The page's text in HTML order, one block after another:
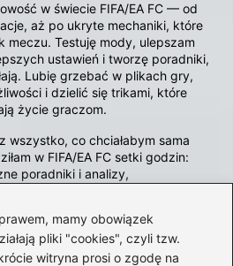
mamy obowiązek
pliki "cookies", czyli tzw.
witryna prosi o zgodę na
w świecie FIFA/EA FC — od
aż po ukryte mechaniki, które
meczu. Testuję mody, ulepszam
ustawień i tworzę poradniki,
Lubię grzebać w plikach gry,
i dzielić się trikami, które
życie graczom.
wszystko, co chciałabym sama
w FIFA/EA FC setki godzin:
poradniki i analizy,
i opinie,
i ich rozwiązania.